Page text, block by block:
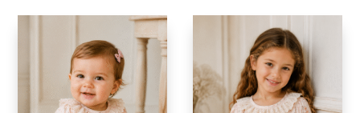
por
últimos